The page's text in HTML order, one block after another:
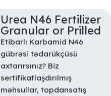
Urea N46 Fertilizer
Granular or Prilled
Etibarlı Karbamid N46
gübrəsi tədarükçüsü
axtarırsınız? Biz
sertifikatlaşdırılmış
məhsullar, topdansatış